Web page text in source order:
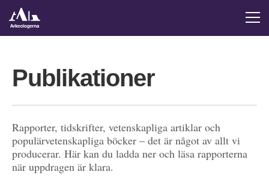
Publikationer
Rapporter, tidskrifter, vetenskapliga artiklar och
populärvetenskapliga böcker – det är något av allt vi
producerar. Här kan du ladda ner och läsa rapporterna
när uppdragen är klara.